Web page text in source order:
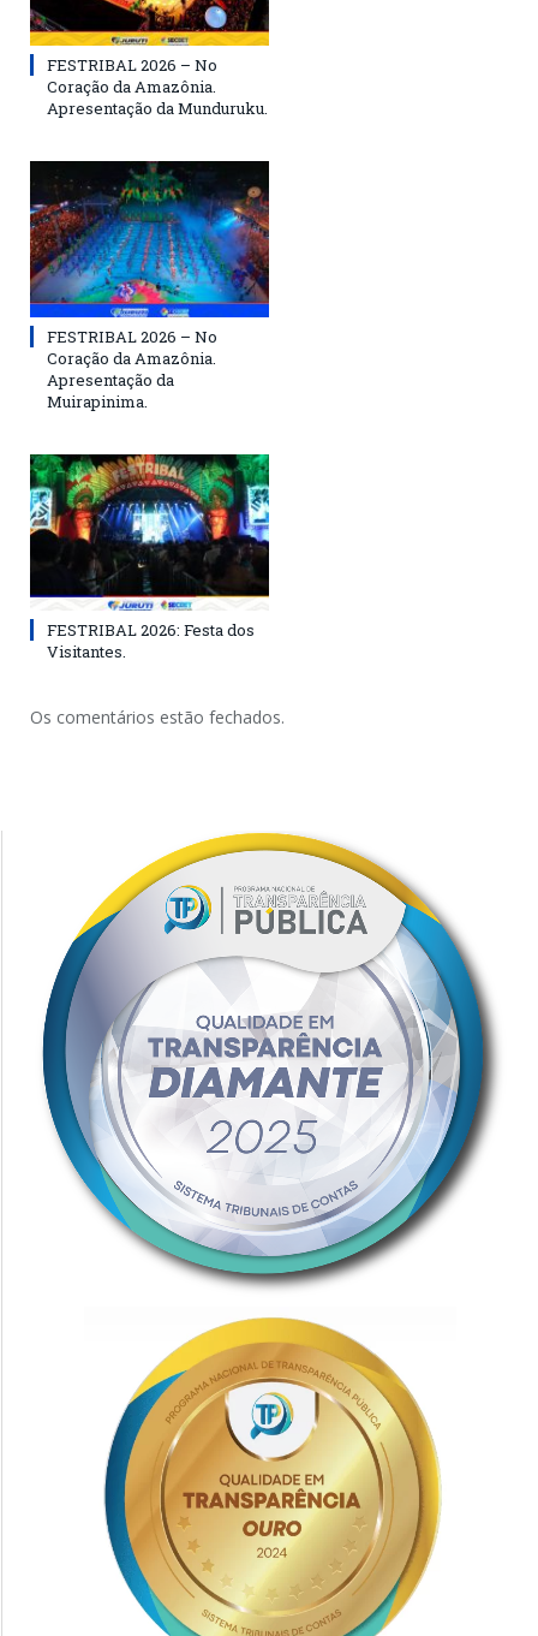
FESTRIBAL 2026 – No
Coração da Amazônia.
Apresentação da Munduruku.
FESTRIBAL 2026 – No
Coração da Amazônia.
Apresentação da
Muirapinima.
FESTRIBAL 2026: Festa dos
Visitantes.
Os comentários estão fechados.